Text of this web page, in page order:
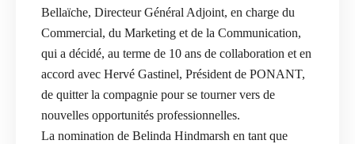
Bellaïche, Directeur Général Adjoint, en charge du
Commercial, du Marketing et de la Communication,
qui a décidé, au terme de 10 ans de collaboration et en
accord avec Hervé Gastinel, Président de PONANT,
de quitter la compagnie pour se tourner vers de
nouvelles opportunités professionnelles.
La nomination de Belinda Hindmarsh en tant que